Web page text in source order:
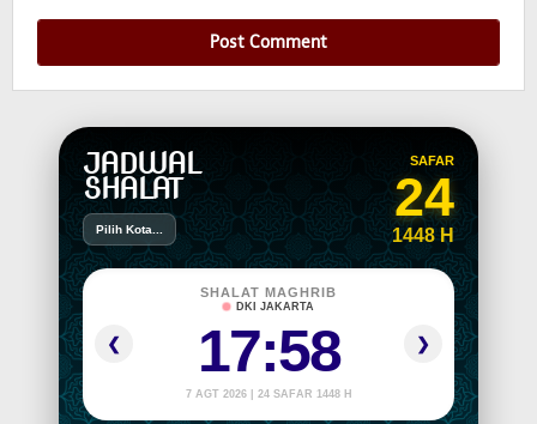
JADWAL
SHALAT
Pilih Kota...
SAFAR
24
1448 H
❮
SHALAT MAGHRIB
DKI JAKARTA
17:58
7 AGT 2026 | 24 SAFAR 1448 H
❯